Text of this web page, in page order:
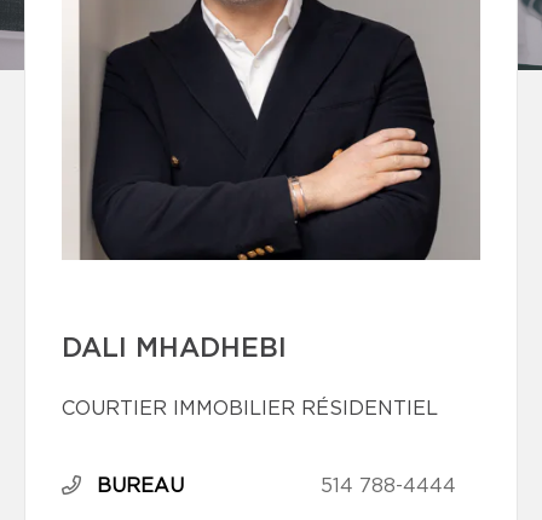
DALI MHADHEBI
COURTIER IMMOBILIER RÉSIDENTIEL
BUREAU 514 788-4444